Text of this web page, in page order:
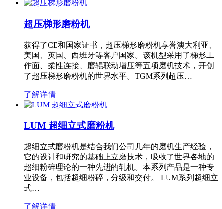
超压梯形磨粉机
获得了CE和国家证书，超压梯形磨粉机享誉澳大利亚、
美国、英国、西班牙等客户国家。该机型采用了梯形工
作面、柔性连接、磨辊联动增压等五项磨机技术，开创
了超压梯形磨粉机的世界水平。TGM系列超压…
了解详情
LUM 超细立式磨粉机
超细立式磨粉机是结合我们公司几年的磨机生产经验，
它的设计和研究的基础上立磨技术，吸收了世界各地的
超细粉碎理论的一种先进的轧机。本系列产品是一种专
业设备，包括超细粉碎，分级和交付。 LUM系列超细立
式…
了解详情